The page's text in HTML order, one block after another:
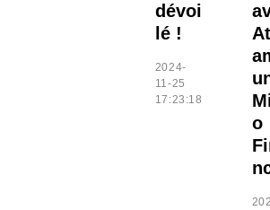
dévoi
lé !
2024-
11-25
17:23:18
o